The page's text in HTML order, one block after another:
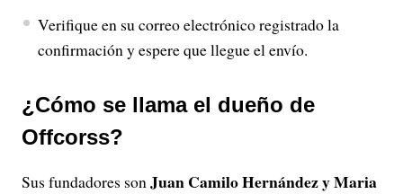
Verifique en su correo electrónico registrado la
confirmación y espere que llegue el envío.
¿Cómo se llama el dueño de
Offcorss?
Sus fundadores sonJuan Camilo Hernández y Maria